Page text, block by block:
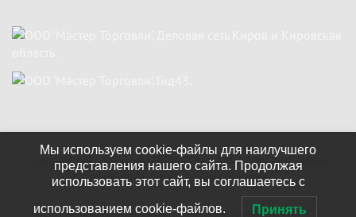
Copyright ©2002 - 2026"Мастер Торговли". Все права
защищены.Сообщить об ошибке.
Создание, поддержка и продвижение сайтов
Мы используем cookie-файлы для наилучшего
представления нашего сайта. Продолжая
использовать этот сайт, вы соглашаетесь с
использованием cookie-файлов. Принять